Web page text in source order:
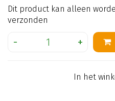
Dit product kan alleen
verzonden
In het